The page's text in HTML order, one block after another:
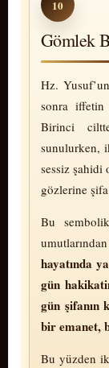
10
Gömlek
Hz.
sonra iffetin
Birinci
sunulurken,
sessiz
gözlerine
Bu
hayatında
gün
gün şifanın
bir emanet,
Bu yüzden